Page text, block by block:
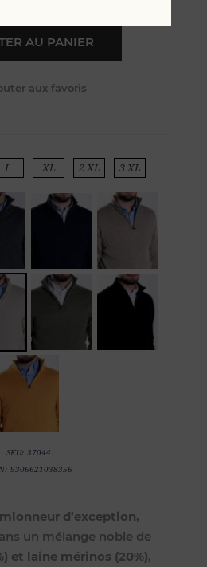
AU PANIER
aux favoris
L XL 2 XL 3 XL
SKU: 37044
9306621038356
d’exception,
un mélange noble de
et laine mérinos (20%),